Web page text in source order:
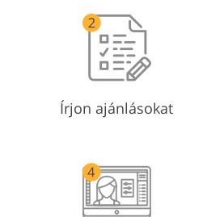
Írjon ajánlásokat